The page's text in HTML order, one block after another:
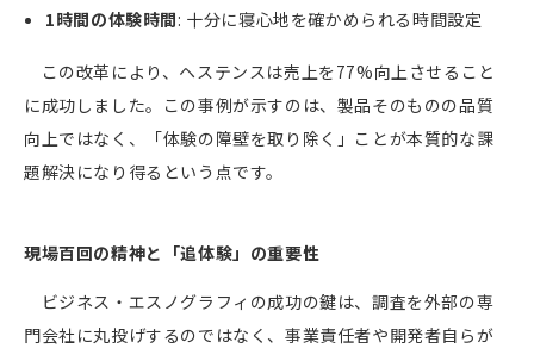
1時間の体験時間: 十分に寝心地を確かめられる時間設定
この改革により、ヘステンスは売上を77%向上させること
に成功しました。この事例が示すのは、製品そのものの品質
向上ではなく、「体験の障壁を取り除く」ことが本質的な課
題解決になり得るという点です。
現場百回の精神と「追体験」の重要性
ビジネス・エスノグラフィの成功の鍵は、調査を外部の専
門会社に丸投げするのではなく、事業責任者や開発者自らが